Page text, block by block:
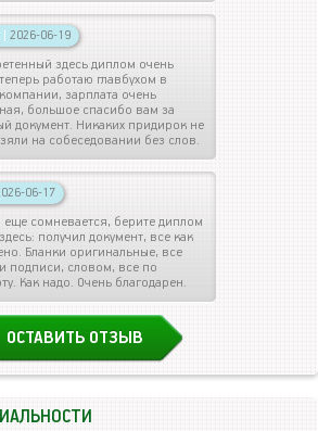
| 2026-06-19
здесь диплом очень
работаю главбухом в
зарплата очень
большое спасибо вам за
документ. Никаких придирок не
на собеседовании без слов.
06-17
еще сомневается, берите диплом
получил документ, все как
Бланки оригинальные, все
подписи, словом, все по
Как надо. Очень благодарен.
ОСТАВИТЬ ОТЗЫВ